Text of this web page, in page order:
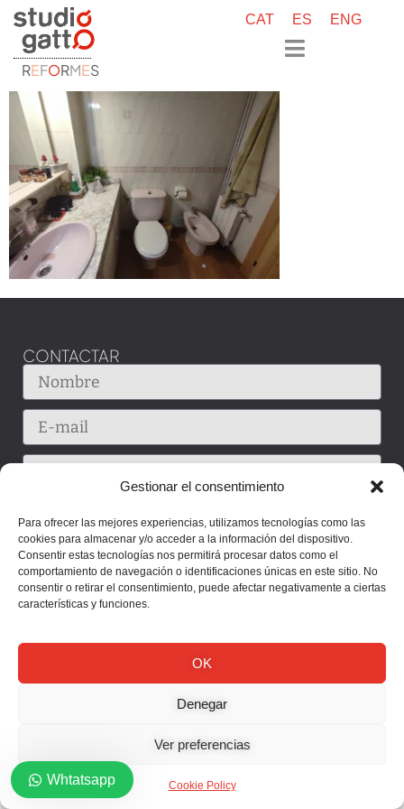
Gestionar el consentimiento
Para ofrecer las mejores experiencias, utilizamos tecnologías como las
cookies para almacenar y/o acceder a la información del dispositivo.
Consentir estas tecnologías nos permitirá procesar datos como el
comportamiento de navegación o identificaciones únicas en este sitio. No
consentir o retirar el consentimiento, puede afectar negativamente a ciertas
características y funciones.
OK
Denegar
Ver preferencias
Cookie Policy
REFORMES
CAT ES ENG
CONTACTAR
Whtatsapp